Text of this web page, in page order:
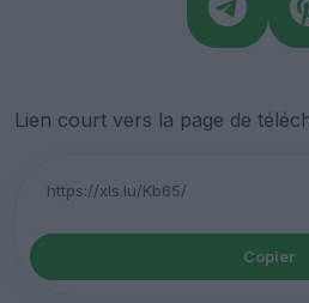
Lien court vers la page de
Copier